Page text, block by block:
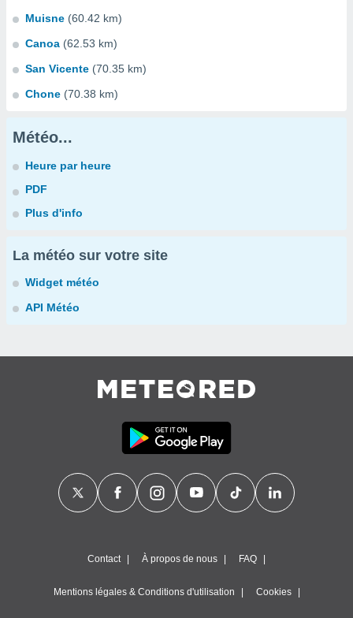
Muisne (60.42 km)
Canoa (62.53 km)
San Vicente (70.35 km)
Chone (70.38 km)
Météo...
Heure par heure
PDF
Plus d'info
La météo sur votre site
Widget météo
API Météo
Contact À propos de nous FAQ
Mentions légales & Conditions d'utilisation Cookies